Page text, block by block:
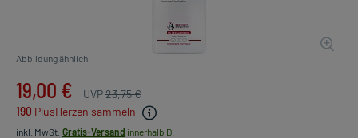
Abbildung ähnlich
19,00 € UVP23,75 €
190 PlusHerzen sammeln
inkl. MwSt. Gratis-Versand innerhalb D.